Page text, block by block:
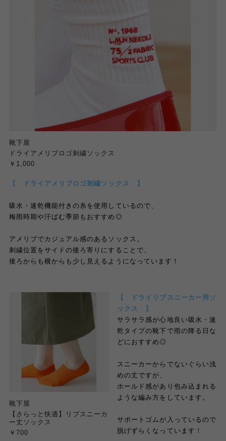
靴下屋
ドライアメリブロゴ刺繍ソックス
￥1,000
【 ドライアメリブロゴ刺繍ソックス 】
吸水・速乾機能付きの糸を使用しているので、
梅雨時期や汗ばむ季節もおすすめ◎
アメリブでカジュアル感のあるソックス。
刺繍位置をサイドの後ろ寄りにすることで、
後ろからも横からも少し見えるようになっています！
靴下屋
【さらっと快適】リブスニーカ
ー丈ソックス
￥700
【 ドライリブスニーカー用ソ
ックス 】
サラサラ感が心地良い吸水・速
乾タイプの靴下で雨の降る日な
どにおすすめ◎
スニーカーからでないぐらい浅
めの丈ですが、
ホールド感があり包み込まれる
ような編み方をしています。
サポートゴムが入っているので
脱げずらくなっています！